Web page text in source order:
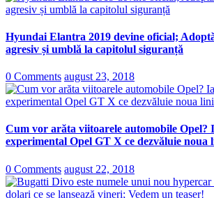
Hyundai Elantra 2019 devine oficial;
agresiv și umblă la capitolul siguranță
0 Comments august 23, 2018
Cum vor arăta viitoarele automobile Opel?
experimental Opel GT X ce dezvăluie noua
0 Comments august 22, 2018